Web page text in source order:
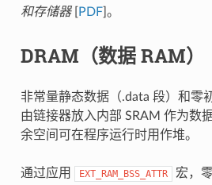
和存储器[ PDF]。
DRAM（数据 RAM）
非常量静态数据（.data 段）和零
由链接器放入内部 SRAM 作为数
余空间可在程序运行时用作堆。
通过应用 EXT_RAM_BSS_ATTR
宏，